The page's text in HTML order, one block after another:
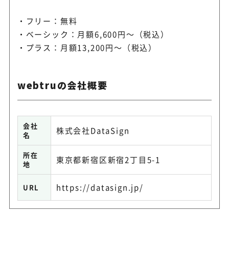
フリー：無料
ベーシック：月額6,600円～（税込）
プラス：月額13,200円～（税込）
webtruの会社概要
会社
名
株式会社DataSign
所在
地
東京都新宿区新宿2丁目5-1
URL https://datasign.jp/